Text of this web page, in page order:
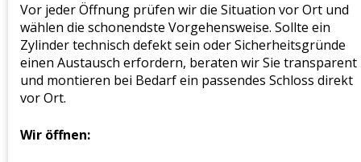
Vor jeder Öffnung prüfen wir die Situation vor Ort und
wählen die schonendste Vorgehensweise. Sollte ein
Zylinder technisch defekt sein oder Sicherheitsgründe
einen Austausch erfordern, beraten wir Sie transparent
und montieren bei Bedarf ein passendes Schloss direkt
vor Ort.
Wir öffnen: